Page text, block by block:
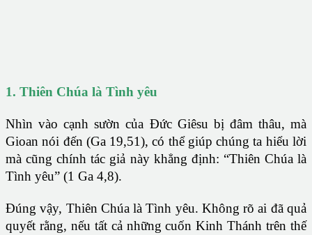
1. Thiên Chúa là Tình yêu
Nhìn vào cạnh sườn của Đức Giêsu bị đâm thâu, mà
Gioan nói đến (Ga 19,51), có thể giúp chúng ta hiểu lời
mà cũng chính tác giả này khẳng định: “Thiên Chúa là
Tình yêu” (1 Ga 4,8).
Đúng vậy, Thiên Chúa là Tình yêu. Không rõ ai đã quả
quyết rằng, nếu tất cả những cuốn Kinh Thánh trên thế